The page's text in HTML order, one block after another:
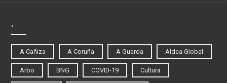
.
A Cañiza A Coruña A Guarda Aldea Global
Arbo BNG COVID-19 Cultura